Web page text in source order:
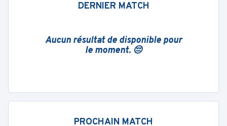
DERNIER MATCH
Aucun résultat de disponible pour
le moment. 😔
PROCHAIN MATCH